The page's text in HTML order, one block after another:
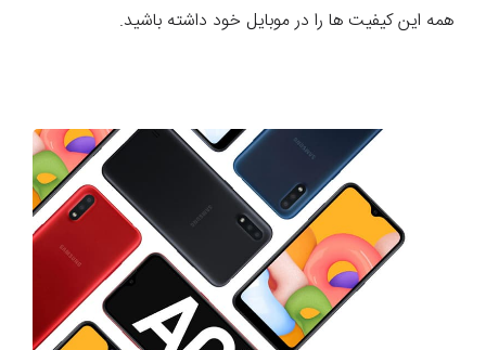
همه این کیفیت ها را در موبایل خود داشته باشید.